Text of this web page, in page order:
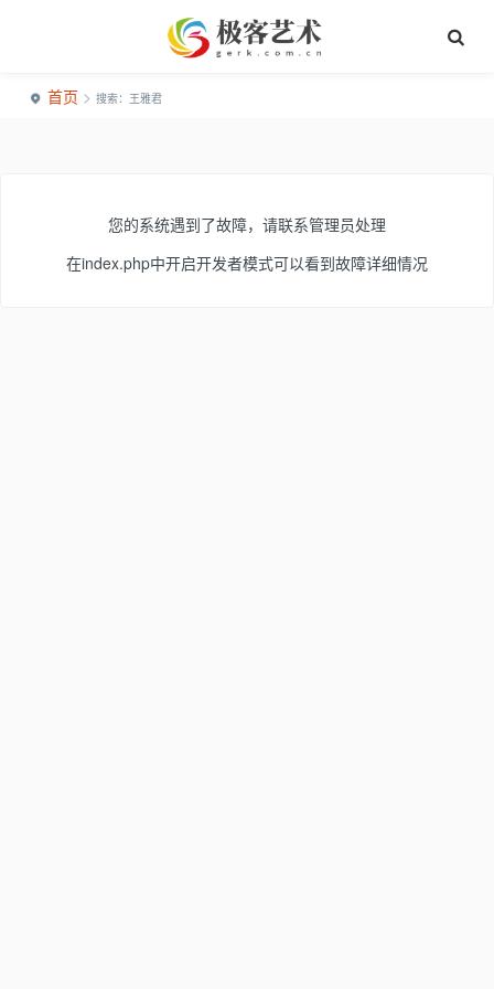
首页 > 搜索：王雅君
您的系统遇到了故障，请联系管理员处理
在index.php中开启开发者模式可以看到故障详细情况